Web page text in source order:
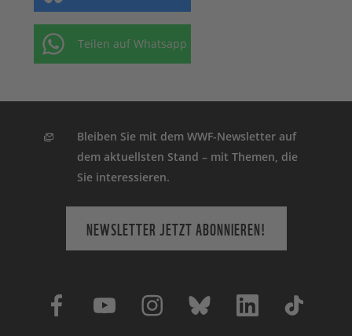
Teilen auf Whatsapp
Bleiben Sie mit dem WWF-Newsletter auf
dem aktuellsten Stand – mit Themen, die
Sie interessieren.
NEWSLETTER JETZT ABONNIEREN!